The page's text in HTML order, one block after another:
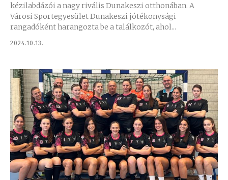
kézilabdázói a nagy rivális Dunakeszi otthonában. A
Városi Sportegyesület Dunakeszi jótékonysági
rangadóként harangozta be a találkozót, ahol...
2024.10.13.